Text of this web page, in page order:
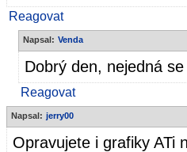
Reagovat
Napsal: Venda
Dobrý den, nejedná
Reagovat
Napsal: jerry00
Opravujete i grafiky ATi